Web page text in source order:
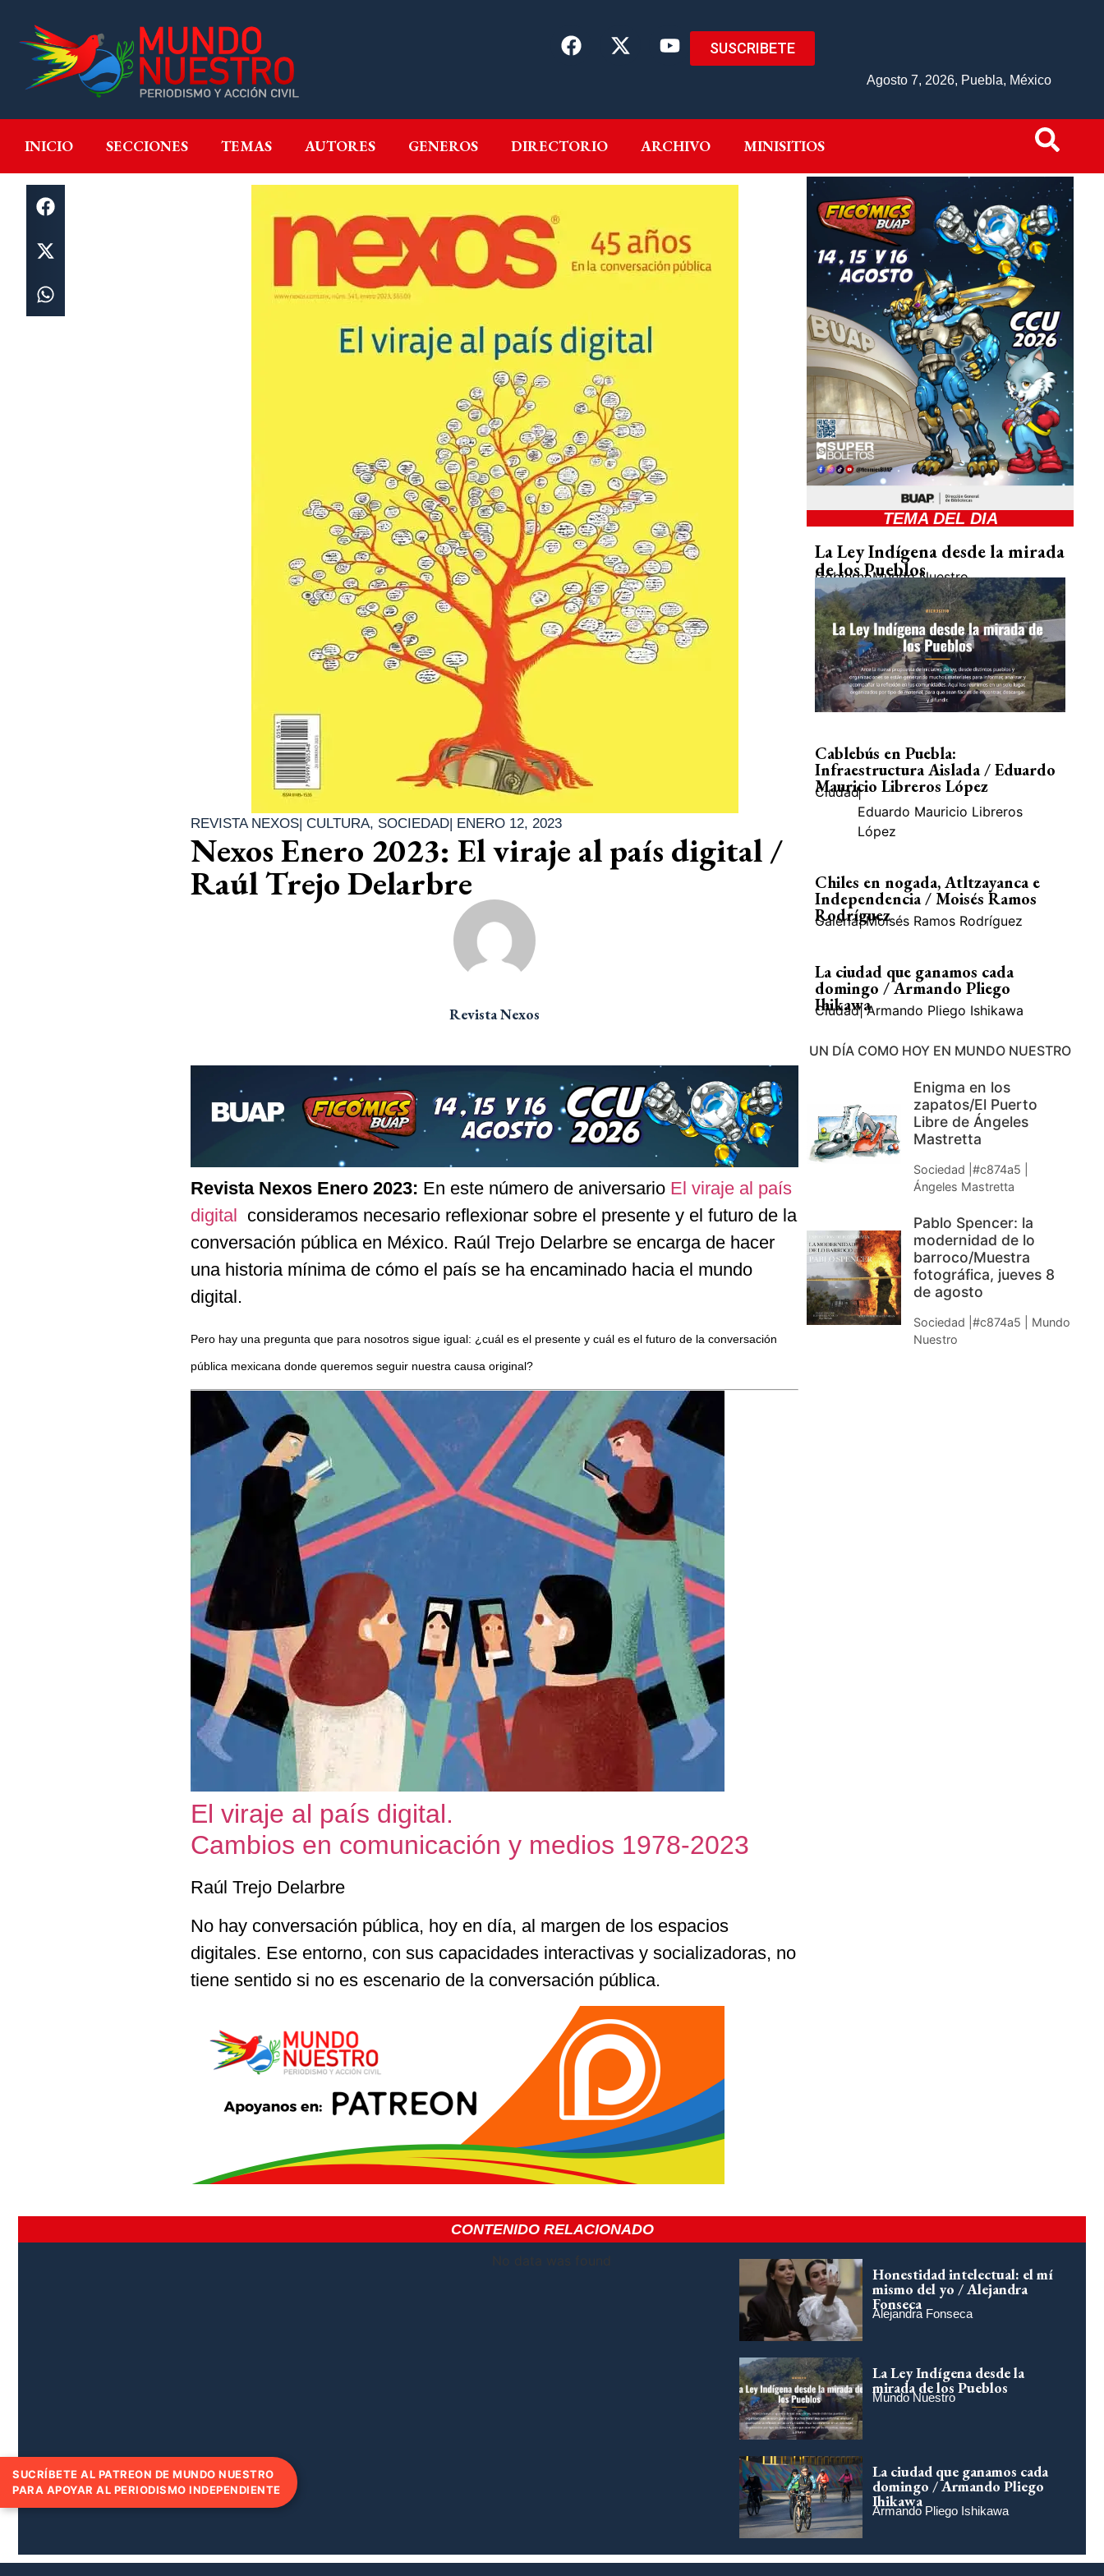
SUSCRIBETE
Agosto 7, 2026, Puebla, México
INICIO SECCIONES TEMAS AUTORES GENEROS DIRECTORIO ARCHIVO MINISITIOS
INICIO SECCIONES GENEROS DIRECTORIO ARCHIVO MINISITIOS
REVISTA NEXOS| CULTURA, SOCIEDAD| ENERO 12, 2023
Nexos Enero 2023: El viraje al país digital /
Raúl Trejo Delarbre
Revista Nexos
Revista Nexos Enero 2023: En este número de aniversario El viraje al país
digital consideramos necesario reflexionar sobre el presente y el futuro de la
conversación pública en México. Raúl Trejo Delarbre se encarga de hacer
una historia mínima de cómo el país se ha encaminado hacia el mundo
digital.
Pero hay una pregunta que para nosotros sigue igual: ¿cuál es el presente y cuál es el futuro de la conversación
pública mexicana donde queremos seguir nuestra causa original?
El viraje al país digital.
Cambios en comunicación y medios 1978-2023
Raúl Trejo Delarbre
No hay conversación pública, hoy en día, al margen de los espacios
digitales. Ese entorno, con sus capacidades interactivas y socializadoras, no
tiene sentido si no es escenario de la conversación pública.
TEMA DEL DIA
La Ley Indígena desde la mirada
de los Pueblos
GobiernoMundo Nuestro
Cablebús en Puebla:
Infraestructura Aislada / Eduardo
Mauricio Libreros López
Ciudad|
Eduardo Mauricio Libreros
López
Chiles en nogada, Atltzayanca e
Independencia / Moisés Ramos
Rodríguez
Galería| Moisés Ramos Rodríguez
La ciudad que ganamos cada
domingo / Armando Pliego
Ihikawa
Ciudad| Armando Pliego Ishikawa
UN DÍA COMO HOY EN MUNDO NUESTRO
Enigma en los
zapatos/El Puerto
Libre de Ángeles
Mastretta
Sociedad |#c874a5 |
Ángeles Mastretta
Pablo Spencer: la
modernidad de lo
barroco/Muestra
fotográfica, jueves 8
de agosto
Sociedad |#c874a5 | Mundo
Nuestro
CONTENIDO RELACIONADO
No data was found
Honestidad intelectual: el mí
mismo del yo / Alejandra
Fonseca
Alejandra Fonseca
La Ley Indígena desde la
mirada de los Pueblos
Mundo Nuestro
La ciudad que ganamos cada
domingo / Armando Pliego
Ihikawa
Armando Pliego Ishikawa
SUCRÍBETE AL PATREON DE MUNDO NUESTRO
PARA APOYAR AL PERIODISMO INDEPENDIENTE